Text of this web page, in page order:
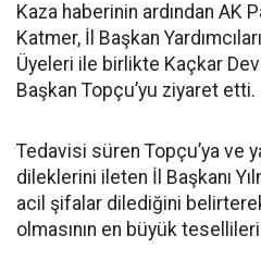
Kaza haberinin ardından AK
Katmer, İl Başkan
Üyeleri ile birlikte Kaçkar
Başkan Topçu’yu ziyaret etti.
Tedavisi süren Topçu’ya ve
dileklerini ileten İl Başkanı
acil şifalar dilediğini
olmasının en büyük